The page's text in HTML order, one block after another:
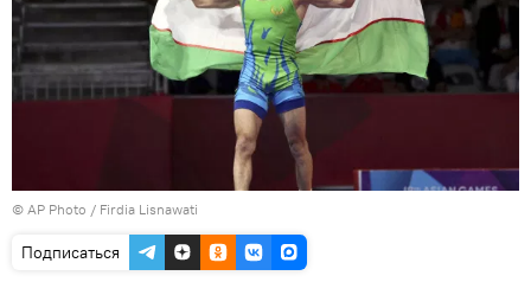
© AP Photo / Firdia Lisnawati
Подписаться